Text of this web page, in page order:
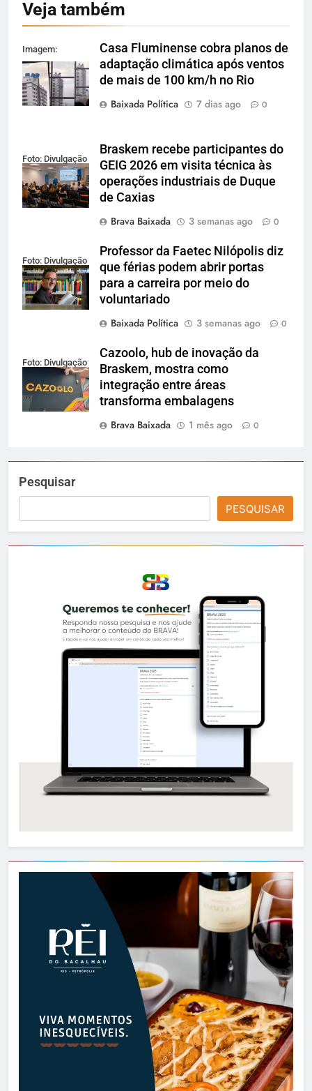
Veja também
Imagem:
Reprodução
Casa Fluminense cobra planos de
adaptação climática após ventos
de mais de 100 km/h no Rio
Baixada Política
7 dias ago 0
Foto: Divulgação
Braskem recebe participantes do
GEIG 2026 em visita técnica às
operações industriais de Duque
de Caxias
Brava Baixada
3 semanas ago 0
Foto: Divulgação
Professor da Faetec Nilópolis diz
que férias podem abrir portas
para a carreira por meio do
voluntariado
Baixada Política
3 semanas ago 0
Foto: Divulgação
Cazoolo, hub de inovação da
Braskem, mostra como
integração entre áreas
transforma embalagens
Brava Baixada
1 mês ago 0
Pesquisar
PESQUISAR